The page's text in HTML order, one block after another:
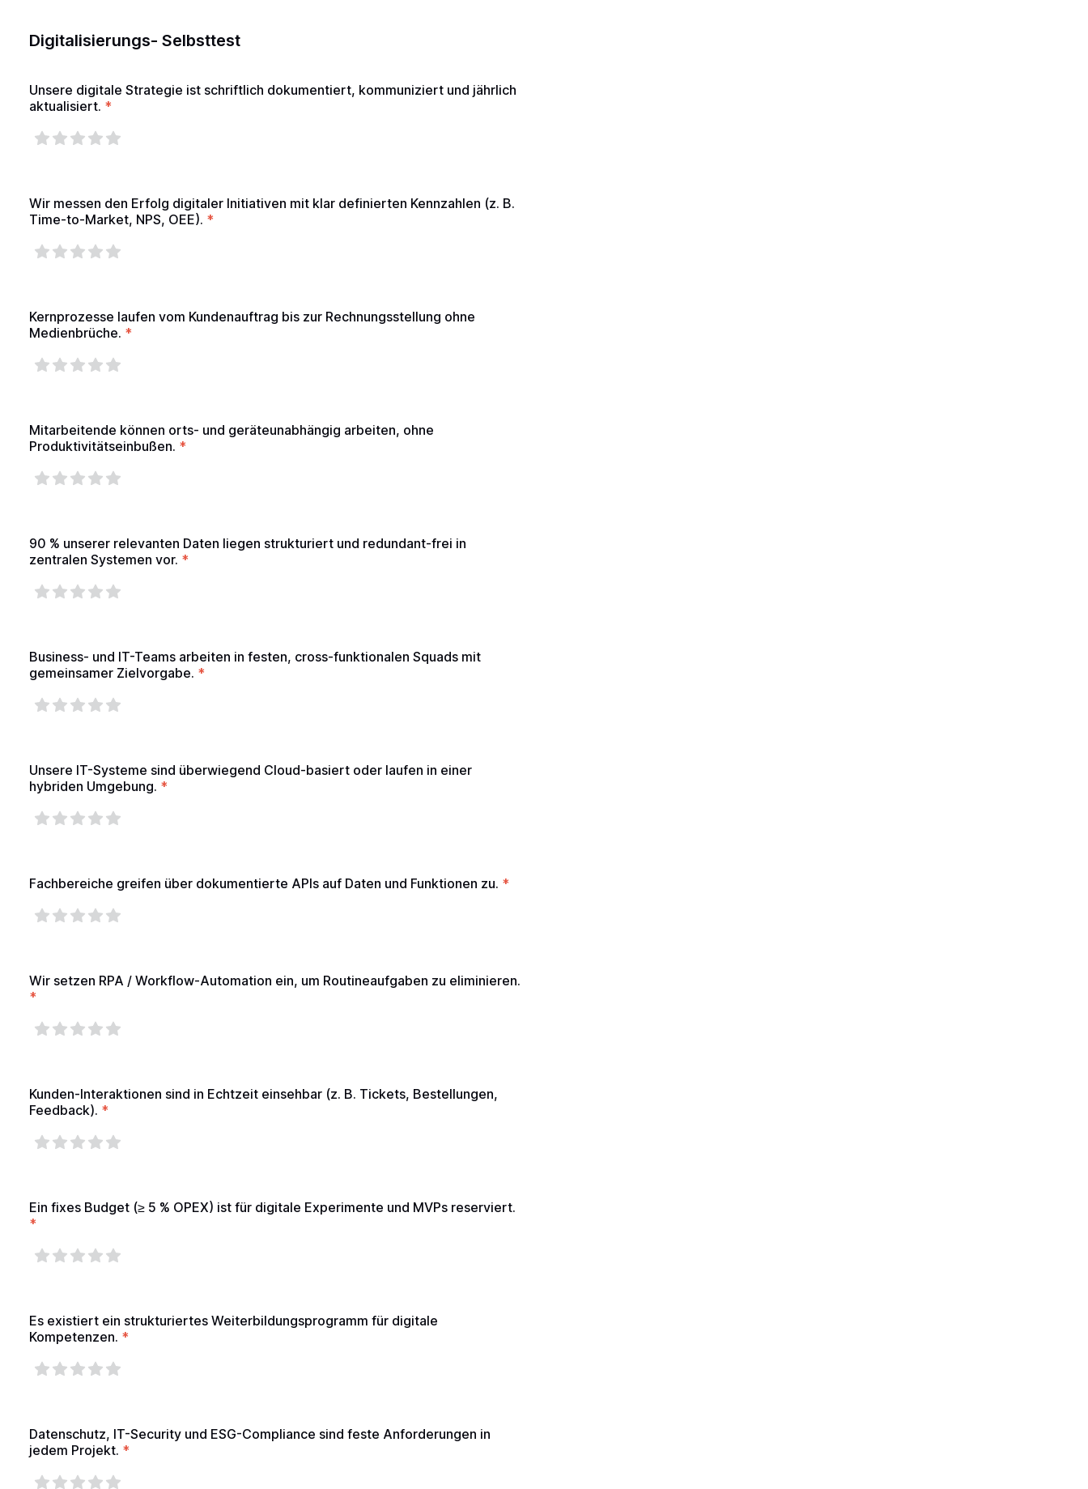
Digitalisierungs- Selbsttest
Unsere digitale Strategie ist schriftlich dokumentiert, kommuniziert und jährlich
aktualisiert. *
Wir messen den Erfolg digitaler Initiativen mit klar definierten Kennzahlen (z. B.
Time-to-Market, NPS, OEE). *
Kernprozesse laufen vom Kundenauftrag bis zur Rechnungsstellung ohne
Medienbrüche. *
Mitarbeitende können orts- und geräteunabhängig arbeiten, ohne
Produktivitätseinbußen. *
90 % unserer relevanten Daten liegen strukturiert und redundant-frei in
zentralen Systemen vor. *
Business- und IT-Teams arbeiten in festen, cross-funktionalen Squads mit
gemeinsamer Zielvorgabe. *
Unsere IT-Systeme sind überwiegend Cloud-basiert oder laufen in einer
hybriden Umgebung. *
Fachbereiche greifen über dokumentierte APIs auf Daten und Funktionen zu. *
Wir setzen RPA / Workflow-Automation ein, um Routineaufgaben zu eliminieren.
*
Kunden-Interaktionen sind in Echtzeit einsehbar (z. B. Tickets, Bestellungen,
Feedback). *
Ein fixes Budget (≥ 5 % OPEX) ist für digitale Experimente und MVPs reserviert.
*
Es existiert ein strukturiertes Weiterbildungsprogramm für digitale
Kompetenzen. *
Datenschutz, IT-Security und ESG-Compliance sind feste Anforderungen in
jedem Projekt. *